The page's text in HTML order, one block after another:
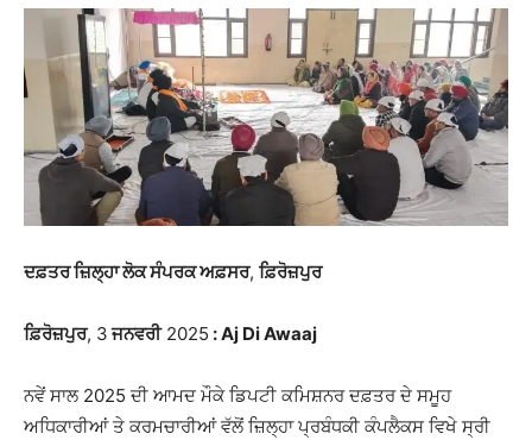
ਦਫ਼ਤਰ ਜ਼ਿਲ੍ਹਾ ਲੋਕ ਸੰਪਰਕ ਅਫ਼ਸਰ, ਫ਼ਿਰੋਜ਼ਪੁਰ
ਫ਼ਿਰੋਜ਼ਪੁਰ, 3ਜਨਵਰੀ2025 : Aj Di Awaaj
ਨਵੇਂ ਸਾਲ 2025 ਦੀ ਆਮਦ ਮੌਕੇ ਡਿਪਟੀ ਕਮਿਸ਼ਨਰ ਦਫ਼ਤਰ ਦੇ ਸਮੂਹ
ਅਧਿਕਾਰੀਆਂ ਤੇ ਕਰਮਚਾਰੀਆਂ ਵੱਲੋਂ ਜ਼ਿਲ੍ਹਾ ਪ੍ਰਬੰਧਕੀ ਕੰਪਲੈਕਸ ਵਿਖੇ ਸ੍ਰੀ